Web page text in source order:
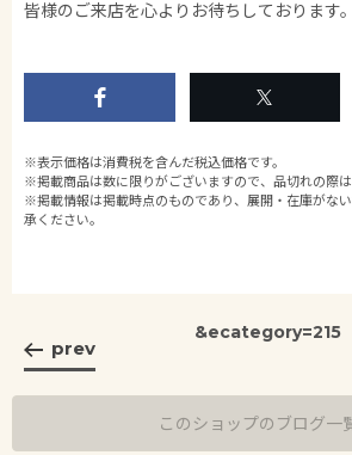
皆様のご来店を心よりお待ちしております。
※表示価格は消費税を含んだ税込価格です。
※掲載商品は数に限りがございますので、品切れの際は
※掲載情報は掲載時点のものであり、展開・在庫がな
承ください。
&ecategory=215
prev
このショップのブログ一